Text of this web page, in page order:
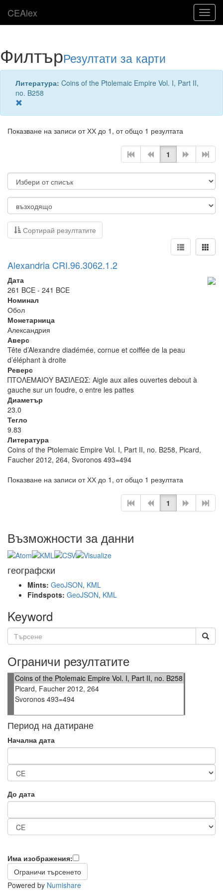
CEAlex
ФилтърРезултати за карти
Литература: Coins of the Ptolemaic Empire Vol. I, Part II,
no. B258
Показване на записи от ХХ до 1, от общо 1 резултата
1
Сортирай резултатите
Alexandria CRI.96.3062.1.2
Дата
261 BCE - 241 BCE
Номинал
Обол
Монетарница
Александрия
Аверс
Tête d’Alexandre diadémée, cornue et coiffée de la peau
d’éléphant à droite
Реверс
ΠΤΟΛΕΜΑΙΟΥ ΒΑΣΙΛΕΩΣ: Aigle aux ailes ouvertes debout à
gauche sur un foudre, o entre les pattes
Диаметър
23.0
Тегло
9.83
Литература
Coins of the Ptolemaic Empire Vol. I, Part II, no. B258, Picard,
Faucher 2012, 264, Svoronos 493=494
Показване на записи от ХХ до 1, от общо 1 резултата
1
Възможности за данни
географски
Mints: GeoJSON, KML
Findspots: GeoJSON, KML
Keyword
Ограничи резултатите
Период на датиране
Начална дата
До дата
Има изображения:
Powered by Numishare